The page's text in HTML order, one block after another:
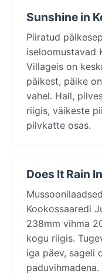
Sunshine in
Piiratud
iseloomustavad
Villageis on
päikest, päike
vahel. Hall,
riigis, väikeste
pilvkatte osas.
Does It Rain
Kookossaaredi
238mm vihma
kogu riigis.
iga päev, sageli